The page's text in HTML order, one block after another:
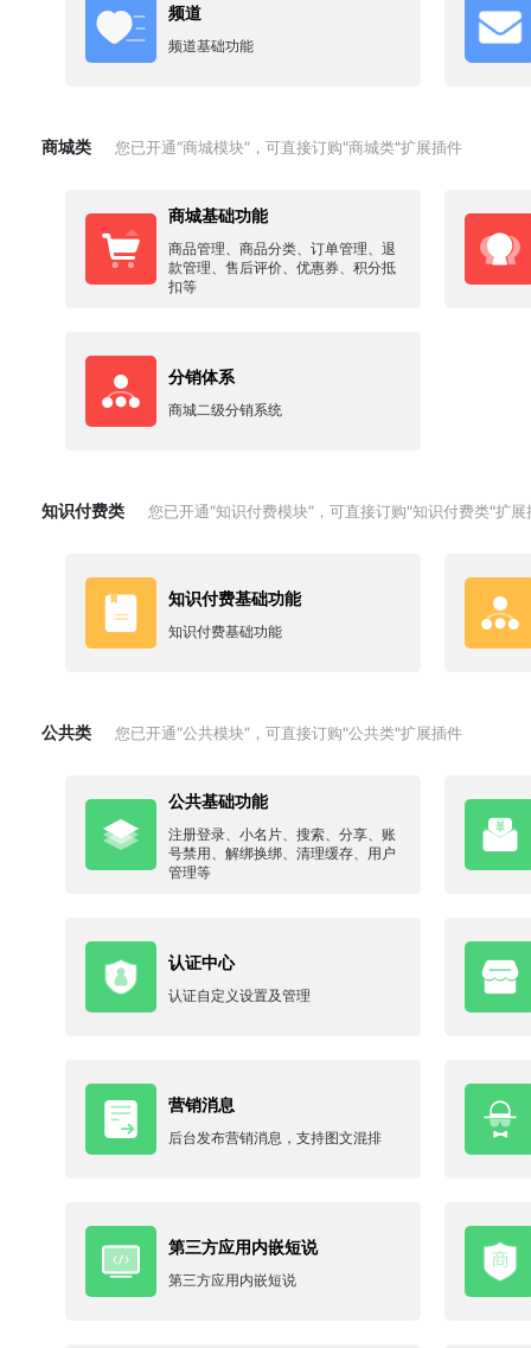
频道
频道基础功能
商城类 您已开通“商城模块”，可直接订购"商城类"扩展插件
商城基础功能
商品管理、商品分类、订单管理、退
款管理、售后评价、优惠券、积分抵
扣等
分销体系
商城二级分销系统
知识付费类 您已开通“知识付费模块”，可直接订购"知识付费类"扩展
知识付费基础功能
知识付费基础功能
公共类 您已开通“公共模块”，可直接订购"公共类"扩展插件
公共基础功能
注册登录、小名片、搜索、分享、账
号禁用、解绑换绑、清理缓存、用户
管理等
认证中心
认证自定义设置及管理
营销消息
后台发布营销消息，支持图文混排
第三方应用内嵌短说
第三方应用内嵌短说